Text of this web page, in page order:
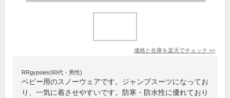
価格と在庫を楽天でチェック >>
RRgypsies(60代・男性)
ベビー用のスノーウェアです。ジャンプスーツになってお
り、一気に着させやすいです。防寒・防水性に優れており